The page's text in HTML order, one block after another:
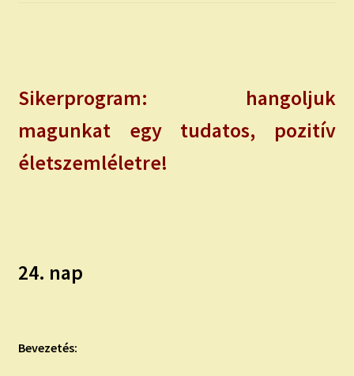
Sikerprogram: hangoljuk
magunkat egy tudatos, pozitív
életszemléletre!
24. nap
Bevezetés: